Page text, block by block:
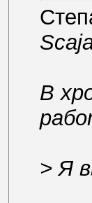
В
>Я